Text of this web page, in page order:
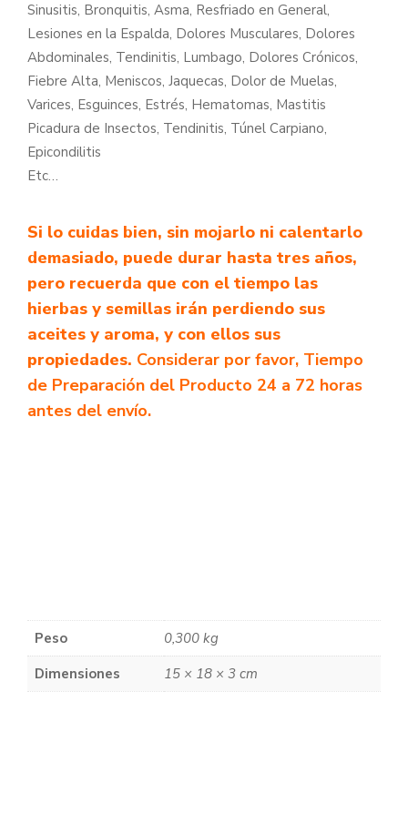
Sinusitis, Bronquitis, Asma, Resfriado en General,
Lesiones en la Espalda, Dolores Musculares, Dolores
Abdominales, Tendinitis, Lumbago, Dolores Crónicos,
Fiebre Alta, Meniscos, Jaquecas, Dolor de Muelas,
Varices, Esguinces, Estrés, Hematomas, Mastitis
Picadura de Insectos, Tendinitis, Túnel Carpiano,
Epicondilitis
Etc…
Si lo cuidas bien, sin mojarlo ni calentarlo
demasiado, puede durar hasta tres años,
pero recuerda que con el tiempo las
hierbas y semillas irán perdiendo sus
aceites y aroma, y con ellos sus
propiedades. Considerar por favor, Tiempo
de Preparación del Producto 24 a 72 horas
antes del envío.
Peso
0,300 kg
Dimensiones
15 × 18 × 3 cm